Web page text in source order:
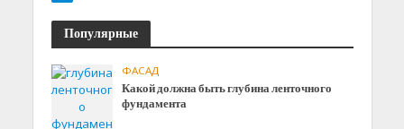
Популярные
ФАСАД
Какой должна быть глубина ленточного
фундамента